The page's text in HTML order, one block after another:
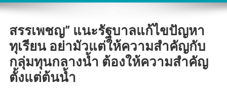
สรรเพชญ” แนะรัฐบาลแก้ไขปัญหา
ทุเรียน อย่ามัวแต่ให้ความสำคัญกับ
กลุ่มทุนกลางน้ำ ต้องให้ความสำคัญ
ตั้งแต่ต้นน้ำ